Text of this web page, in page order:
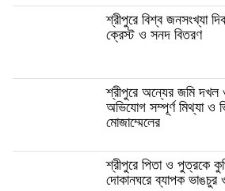
শ্রীপুরে বিশ্ব জনসংখ্যা
ক্রেস্ট ও সনদ বিতরণ
শ্রীপুরে অন্যের জমি দখল
অভিযোগ সম্পূর্ণ মিথ্যা ও
মোজাম্মেলের
শ্রীপুরে পিতা ও পুত্রকে
দোকানঘরে ব্যাপক ভাঙচুর